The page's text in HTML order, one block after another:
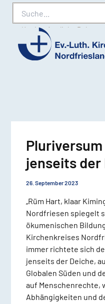
Suche
Karriere Amtliche
Ev.-
jenseits der
26. September 2023
„Rüm Hart, klaar
Nordfriesen spiegelt
ökumenischen
Kirchenkreises
immer richtete sich
jenseits der Deiche,
Globalen Süden und
auf Menschenrechte,
Abhängigkeiten und